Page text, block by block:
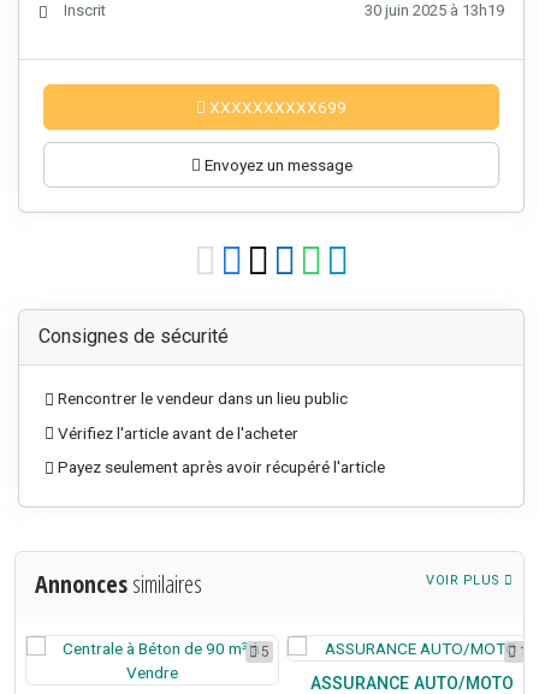
Inscrit 30 juin 2025 à 13h19
XXXXXXXXXX699
Envoyez un message
Consignes de sécurité
Rencontrer le vendeur dans un lieu public
Vérifiez l'article avant de l'acheter
Payez seulement après avoir récupéré l'article
Annoncessimilaires VOIR PLUS
5 1
ASSURANCE AUTO/MOTO